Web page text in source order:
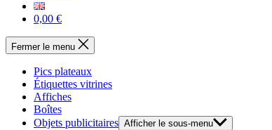
0,00 €
Fermer le menu
Pics plateaux
Étiquettes vitrines
Affiches
Boîtes
Objets publicitaires Afficher le sous-menu